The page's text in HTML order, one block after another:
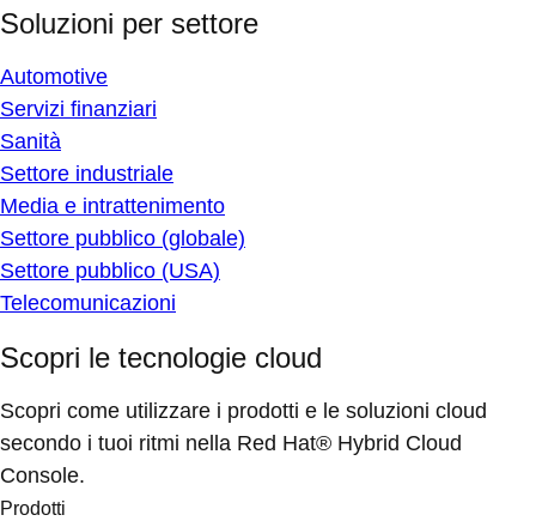
Soluzioni per settore
Automotive
Servizi finanziari
Sanità
Settore industriale
Media e intrattenimento
Settore pubblico (globale)
Settore pubblico (USA)
Telecomunicazioni
Scopri le tecnologie cloud
Scopri come utilizzare i prodotti e le soluzioni cloud
secondo i tuoi ritmi nella Red Hat® Hybrid Cloud
Console.
Prodotti